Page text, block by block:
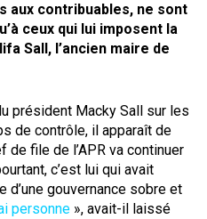
aux contribuables, ne sont
ceux qui lui imposent la
Sall, l’ancien maire de
président Macky Sall sur les
de contrôle, il apparaît de
file de l’APR va continuer
c’est lui qui avait
d’une gouvernance sobre et
personne », avait-il laissé